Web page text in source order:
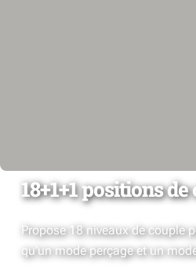
18+1+1 positions
Propose 18 niveaux de couple
qu’un mode perçage et un